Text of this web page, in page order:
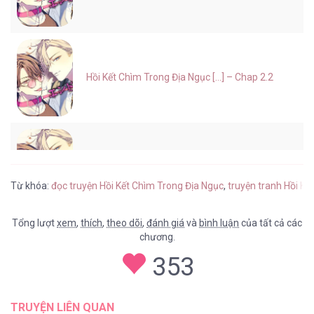
Hồi Kết Chìm Trong Địa Ngục [...] – Chap 2.2
Hồi Kết Chìm Trong Địa Ngục [...] – Chap 1
Từ khóa: đọc truyện Hồi Kết Chìm Trong Địa Ngục, truyện tranh Hồi
Tổng lượtxem, thích, theo dõi, đánh giá và bình luận của tất cả các
chương.
353
TRUYỆN LIÊN QUAN